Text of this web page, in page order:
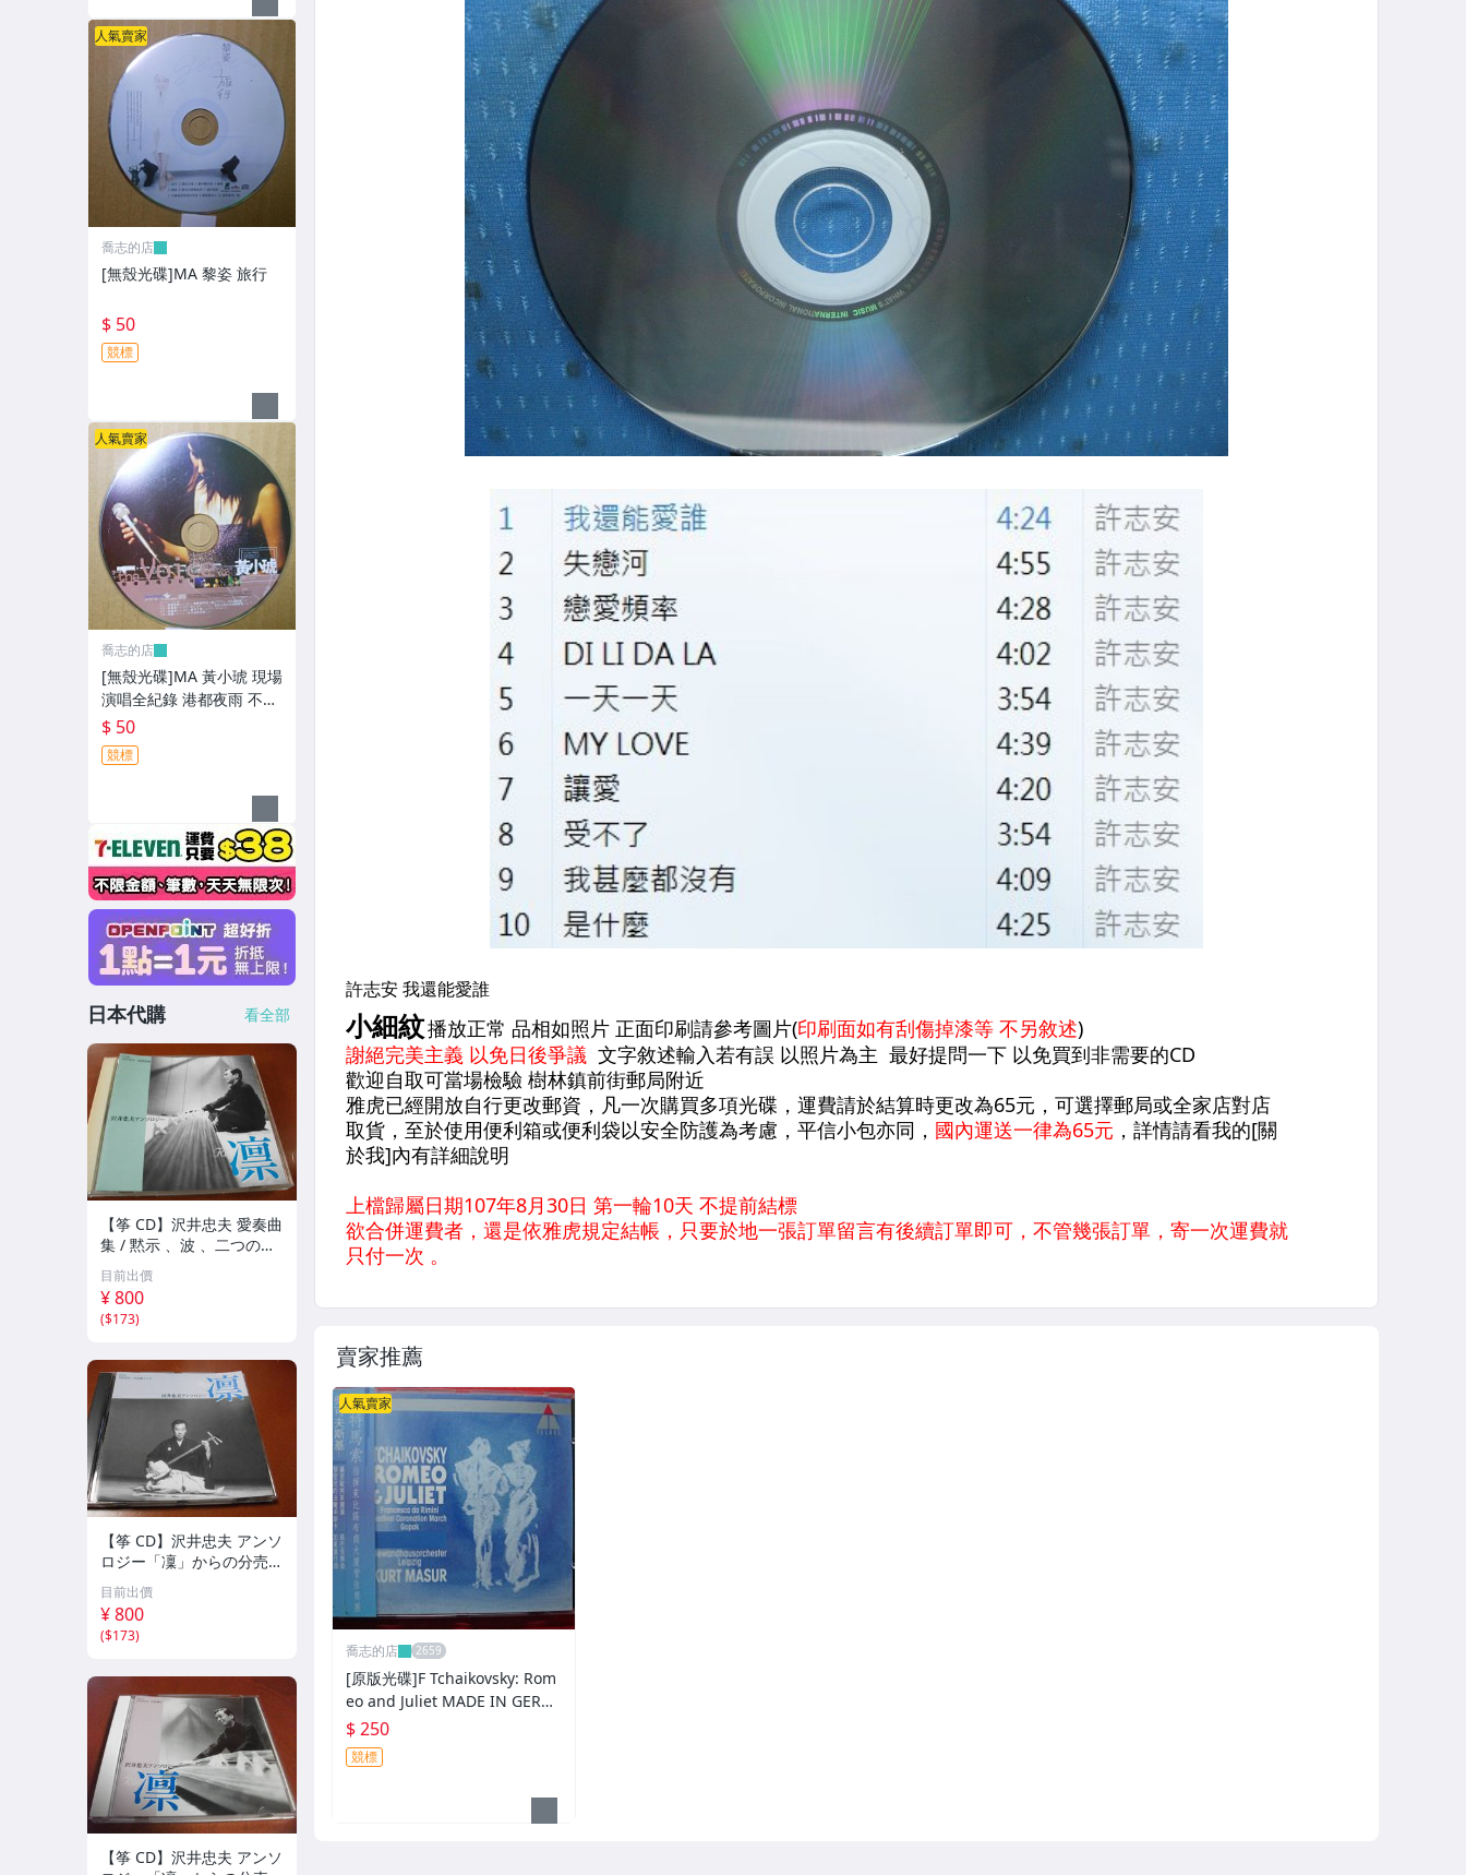
賣家推薦
人氣賣家
喬志的店
[原版光碟]F Tchaikovsky: Rom
eo and Juliet MADE IN GERM
ANY
$ 250
競標
人氣賣家
喬志的店
[無殼光碟]MA 黎姿 旅行
$ 50
競標
人氣賣家
喬志的店
[無殼光碟]MA 黃小琥 現場
演唱全紀錄 港都夜雨 不只
是朋友 我要我們在一起
$ 50
競標
日本代購 看全部
【筝 CD】沢井忠夫 愛奏曲
集 / 黙示 、波 、二つの相
、箏二重奏ソナタ 杵屋正
邦 、入野義朗 、小野衛 他
(1971/1973/1976)
目前出價
¥ 800
($173)
【筝 CD】沢井忠夫 アンソ
ロジー「凜」からの分売
沢井忠夫作品集 ライブ 風
衣、水の声、枯野砧、五節
の舞、ファンタジア (限
定）
目前出價
¥ 800
($173)
【筝 CD】沢井忠夫 アンソ